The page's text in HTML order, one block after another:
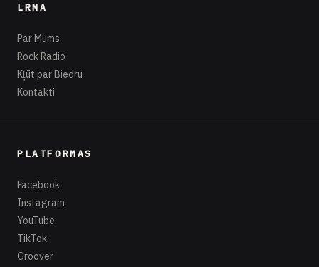
LRMA
Par Mums
Rock Radio
Kļūt par Biedru
Kontakti
PLATFORMAS
Facebook
Instagram
YouTube
TikTok
Groover